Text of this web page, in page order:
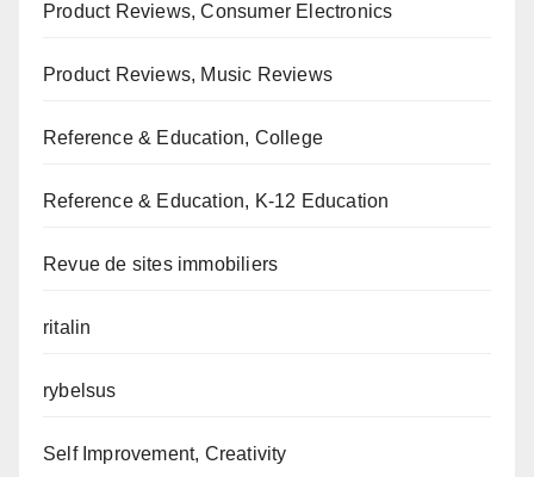
Product Reviews, Consumer Electronics
Product Reviews, Music Reviews
Reference & Education, College
Reference & Education, K-12 Education
Revue de sites immobiliers
ritalin
rybelsus
Self Improvement, Creativity